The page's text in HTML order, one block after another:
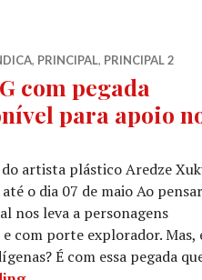
, PRINCIPAL, PRINCIPAL 2
com pegada
para apoio
artista plástico Aredze
o dia 07 de maio Ao pensar
nos leva a personagens
com porte explorador. Mas,
É com essa pegada